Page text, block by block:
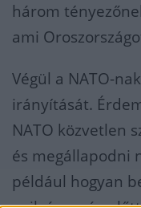
három
ami
Végül a NATO-
irányítását.
NATO közvetlen
és megállapodni
például hogyan